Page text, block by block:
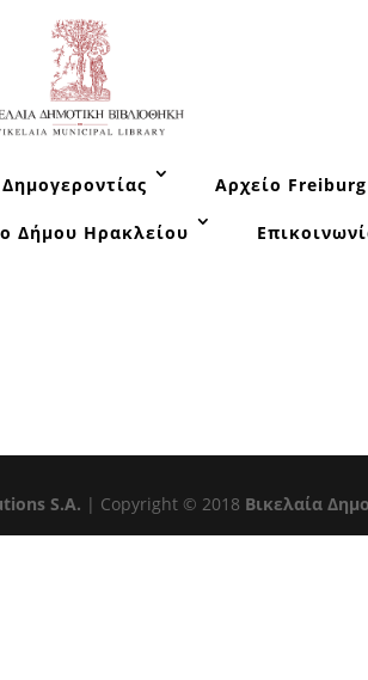
Αρχείο Freiburg
Δήμου Ηρακλείου
S.A. | Copyright © 2018 Βικελαία